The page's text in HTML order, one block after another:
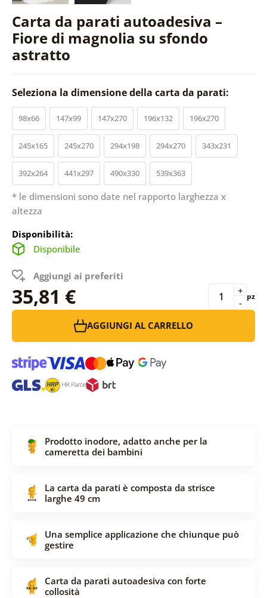
Carta da parati autoadesiva –
Fiore di magnolia su sfondo
astratto
Seleziona la dimensione della carta da parati:
98x66 147x99 147x270 196x132 196x270
245x165 245x270 294x198 294x270 343x231
392x264 441x297 490x330 539x363
* le dimensioni sono date nel rapporto larghezza x
altezza
Disponibilità:
Disponibile
Aggiungi ai preferiti
35,81 € -
+ pz
AGGIUNGI AL CARRELLO
Prodotto inodore, adatto anche per la
cameretta dei bambini
La carta da parati è composta da strisce
larghe 49 cm
Una semplice applicazione che chiunque può
gestire
Carta da parati autoadesiva con forte
collosità